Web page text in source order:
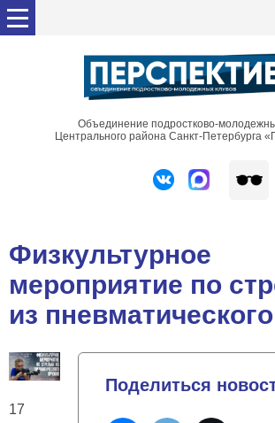
Объединение подростково-
Центрального района Санкт-Петербурга
Физкультурное
мероприятие по
из
17
Поделиться